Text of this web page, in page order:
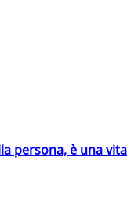
persona, è una vita